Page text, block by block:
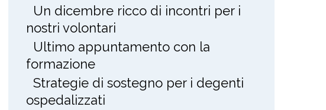
Un dicembre ricco di incontri per i
nostri volontari
Ultimo appuntamento con la
formazione
Strategie di sostegno per i degenti
ospedalizzati